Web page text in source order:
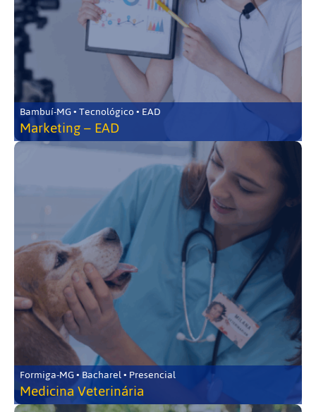
Bambuí-MG • Tecnológico • EAD
Marketing – EAD
Formiga-MG • Bacharel • Presencial
Medicina Veterinária